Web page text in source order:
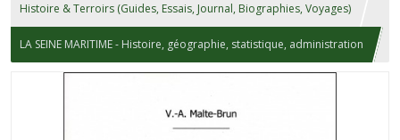
Histoire & Terroirs (Guides, Essais, Journal, Biographies, Voyages)
LA SEINE MARITIME - Histoire, géographie, statistique, administration